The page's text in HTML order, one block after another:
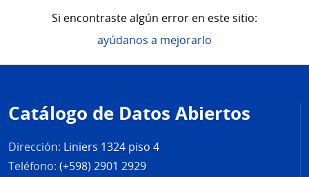
Si encontraste algún error en este sitio:
ayúdanos a mejorarlo
de
página
Catálogo de Datos Abiertos
Dirección: Liniers 1324 piso 4
Teléfono: (+598) 2901 2929